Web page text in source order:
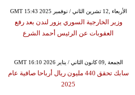
GMT 15:43 2025 الأربعاء ,12 تشرين الثاني / نوفمبر
وزير الخارجية السوري يزور لندن بعد رفع
العقوبات عن الرئيس أحمد الشرع
GMT 16:10 2026 الجمعة ,09 كانون الثاني / يناير
سابك تحقق 440 مليون ريال أرباحا صافية عام
2025